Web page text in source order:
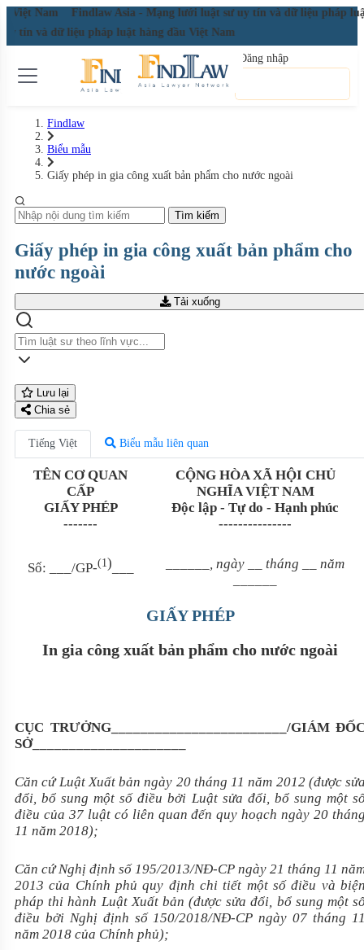
Việt Nam
Findlaw Asia - Mạng lưới luật sư uy tín và dữ liệu pháp
tín và dữ liệu pháp luật hàng đầu Việt Nam
Đăng nhập
Findlaw
Biểu mẫu
Giấy phép in gia công xuất bản phẩm cho nước ngoài
Tìm kiếm
Giấy phép in gia công xuất bản phẩm cho
nước ngoài
Tải xuống
Lưu lại
Chia sẻ
Tiếng Việt Biểu mẫu liên quan
TÊN CƠ QUAN
CẤP
GIẤY PHÉP
-------
CỘNG HÒA XÃ HỘI CHỦ
NGHĨA VIỆT NAM
Độc lập - Tự do - Hạnh phúc
---------------
Số: /GP-(1) , ngày tháng
năm
GIẤY PHÉP
In gia công xuất bản phẩm cho nước ngoài
CỤC TRƯỞNG________________________ /GIÁM
SỞ_____________________
Căn cứ Luật Xuất bản ngày 20 tháng 11 năm 2012 (được
đổi, bổ sung một số điều bởi Luật sửa đổi, bổ sung một
điều của 37 luật có liên quan đến quy hoạch ngày 20
11 năm 2018);
Căn cứ Nghị định số 195/2013/NĐ-CP ngày 21 tháng 11
2013 của Chính phủ quy định chi tiết một số điều và
pháp thi hành Luật Xuất bản (được sửa đổi, bổ sung một
điều bởi Nghị định số 150/2018/NĐ-CP ngày 07 tháng
năm 2018 của Chính phủ);